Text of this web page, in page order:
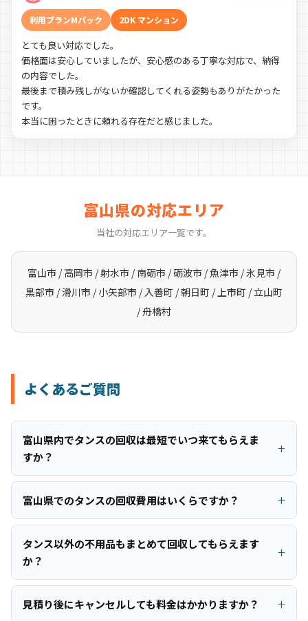
利用プランMパック 2DK マンション
とても良い対応でした。
価格面は安心していましたが、安心感のある丁寧な対応で、納得
の内容でした。
最後まで積み残しがないか確認してくれる姿勢もありがたかった
です。
本当に困ったときに頼れる存在だと感じました。
富山県の対応エリア
当社の対応エリア一覧です。
富山市 / 高岡市 / 射水市 / 南砺市 / 砺波市 / 魚津市 / 氷見市 /
黒部市 / 滑川市 / 小矢部市 / 入善町 / 朝日町 / 上市町 / 立山町
/ 舟橋村
よくあるご質問
富山県内でタンスの回収は最短でいつ来てもらえま
すか？
富山県でのタンスの回収費用はいくらですか？
タンス以外の不用品もまとめて回収してもらえます
か？
見積り後にキャンセルしても料金はかかりますか？